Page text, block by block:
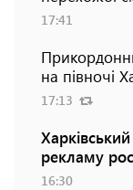
17:41
на півночі
17:13
рекламу
16:30